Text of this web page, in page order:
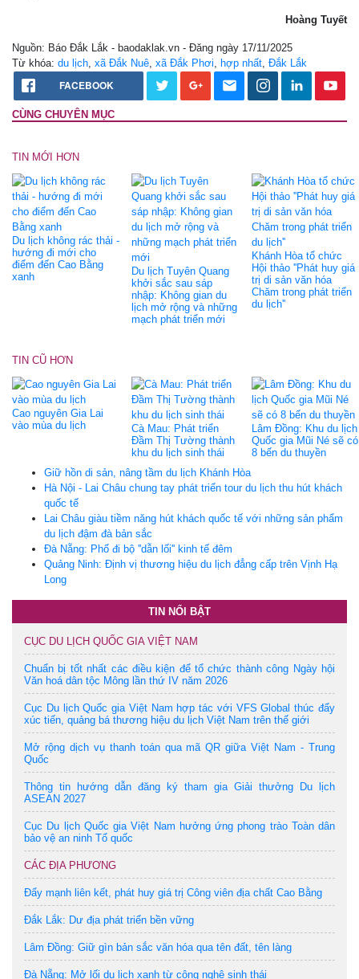
Hoàng Tuyết
Nguồn: Báo Đắk Lắk - baodaklak.vn - Đăng ngày 17/11/2025
Từ khóa: du lịch xã Đắk Nuê xã Đắk Phơi hợp nhất Đắk Lắk
FACEBOOK
CÙNG CHUYÊN MỤC
TIN MỚI HƠN
Du lịch không rác thải -
hướng đi mới cho
điểm đến Cao Bằng
xanh
Du lịch Tuyên Quang
khởi sắc sau sáp
nhập: Không gian du
lịch mở rộng và những
mạch phát triển mới
Khánh Hòa tổ chức
Hội thảo ''Phát huy giá
trị di sản văn hóa
Chăm trong phát triển
du lịch''
TIN CŨ HƠN
Cao nguyên Gia Lai
vào mùa du lịch
Cà Mau: Phát triển
Đầm Thị Tường thành
khu du lịch sinh thái
Lâm Đồng: Khu du lịch
Quốc gia Mũi Né sẽ có
8 bến du thuyền
Giữ hồn di sản, nâng tầm du lịch Khánh Hòa
Hà Nội - Lai Châu chung tay phát triển tour du lịch thu hút khách
quốc tế
Lai Châu giàu tiềm năng hút khách quốc tế với những sản phẩm
du lịch đậm đà bản sắc
Đà Nẵng: Phố đi bộ ''dẫn lối'' kinh tế đêm
Quảng Ninh: Định vị thương hiệu du lịch đẳng cấp trên Vịnh Hạ
Long
TIN NỔI BẬT
CỤC DU LỊCH QUỐC GIA VIỆT NAM
Chuẩn bị tốt nhất các điều kiện để tổ chức thành công Ngày hội
Văn hoá dân tộc Mông lần thứ IV năm 2026
Cục Du lịch Quốc gia Việt Nam hợp tác với VFS Global thúc đẩy
xúc tiến, quảng bá thương hiệu du lịch Việt Nam trên thế giới
Mở rộng dịch vụ thanh toán qua mã QR giữa Việt Nam - Trung
Quốc
Thông tin hướng dẫn đăng ký tham gia Giải thưởng Du lịch
ASEAN 2027
Cục Du lịch Quốc gia Việt Nam hưởng ứng phong trào Toàn dân
bảo vệ an ninh Tổ quốc
CÁC ĐỊA PHƯƠNG
Đẩy mạnh liên kết, phát huy giá trị Công viên địa chất Cao Bằng
Đắk Lắk: Dư địa phát triển bền vững
Lâm Đồng: Giữ gìn bản sắc văn hóa qua tên đất, tên làng
Đà Nẵng: Mở lối du lịch xanh từ công nghệ sinh thái